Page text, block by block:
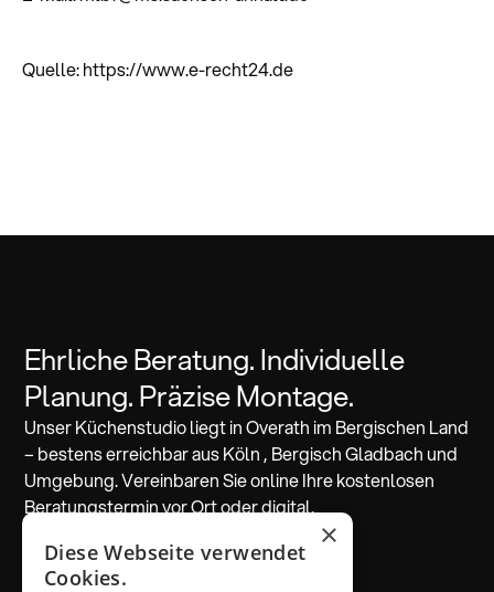
Quelle: https://www.e-recht24.de
Ehrliche Beratung. Individuelle
Planung. Präzise Montage.
Unser Küchenstudio liegt in Overath im Bergischen Land
– bestens erreichbar aus Köln , Bergisch Gladbach und
Umgebung. Vereinbaren Sie online Ihre kostenlosen
Beratungstermin vor Ort oder digital.
Beratung vereinbaren
×
Diese Webseite verwendet
Cookies.